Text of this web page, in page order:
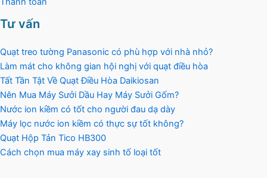
Tư vấn
Quạt treo tường Panasonic có phù hợp với nhà nhỏ?
Làm mát cho không gian hội nghị với quạt điều hòa
Tất Tần Tật Về Quạt Điều Hòa Daikiosan
Nên Mua Máy Sưởi Dầu Hay Máy Sưởi Gốm?
Nước ion kiềm có tốt cho người đau dạ dày
Máy lọc nước ion kiềm có thực sự tốt không?
Quạt Hộp Tản Tico HB300
Cách chọn mua máy xay sinh tố loại tốt